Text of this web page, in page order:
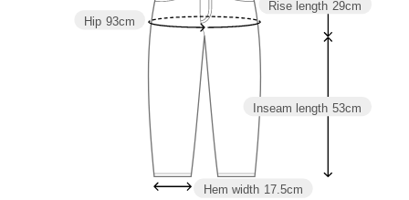
Inseam length 53cm
Rise length 29cm
Hem width 17.5cm
Hip 93cm